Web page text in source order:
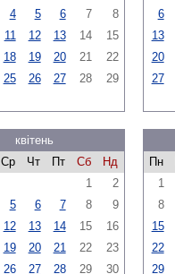
4 5 6 7
8
11 12 13 14
15
18 19 20 21
22
25 26 27 28
29
6
13
20
27
квітень
Ср Чт Пт Сб
Нд
1
2
5 6 7 8
9
12 13 14 15
16
19 20 21 22
23
26 27 28 29 30
Пн
1
8
15
22
29